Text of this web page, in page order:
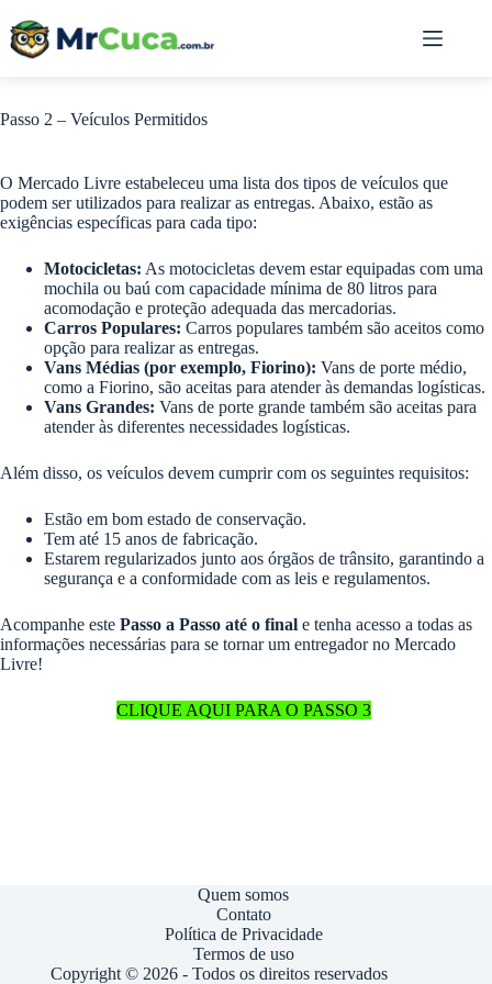
para
Passo 2 – Veículos Permitidos
O Mercado Livre estabeleceu uma lista dos tipos de veículos que
podem ser utilizados para realizar as entregas. Abaixo, estão as
exigências específicas para cada tipo:
Motocicletas: As motocicletas devem estar equipadas com uma
mochila ou baú com capacidade mínima de 80 litros para
acomodação e proteção adequada das mercadorias.
Carros Populares: Carros populares também são aceitos como
opção para realizar as entregas.
Vans Médias (por exemplo, Fiorino): Vans de porte médio,
como a Fiorino, são aceitas para atender às demandas logísticas.
Vans Grandes: Vans de porte grande também são aceitas para
atender às diferentes necessidades logísticas.
Além disso, os veículos devem cumprir com os seguintes requisitos:
Estão em bom estado de conservação.
Tem até 15 anos de fabricação.
Estarem regularizados junto aos órgãos de trânsito, garantindo a
segurança e a conformidade com as leis e regulamentos.
Acompanhe este Passo a Passo até o final e tenha acesso a todas as
informações necessárias para se tornar um entregador no Mercado
Livre!
CLIQUE AQUI PARA O PASSO 3
Quem somos
Contato
Política de Privacidade
Termos de uso
Copyright © 2026 - Todos os direitos reservados